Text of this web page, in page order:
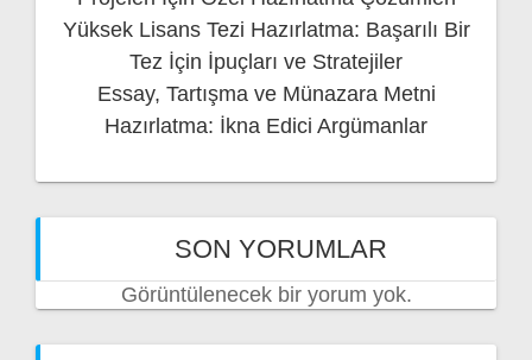
Yüksek Lisans Tezi Hazırlatma: Başarılı Bir
Tez İçin İpuçları ve Stratejiler
Essay, Tartışma ve Münazara Metni
Hazırlatma: İkna Edici Argümanlar
SON YORUMLAR
Görüntülenecek bir yorum yok.